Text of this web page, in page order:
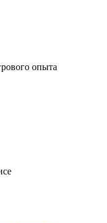
опыта